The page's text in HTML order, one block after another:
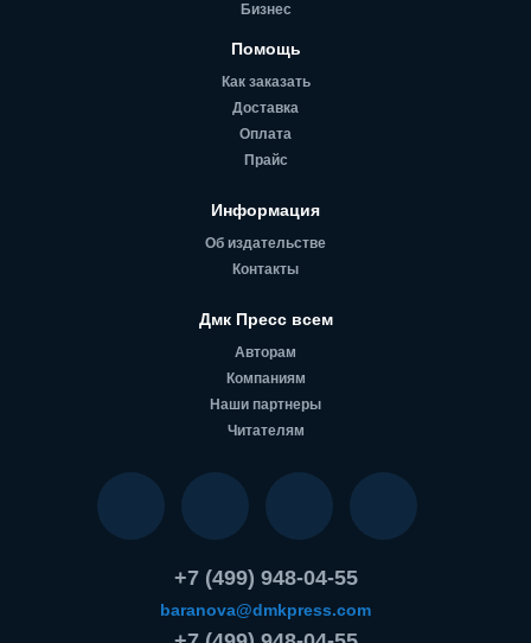
Бизнес
Помощь
Как заказать
Доставка
Оплата
Прайс
Информация
Об издательстве
Контакты
Дмк Пресс всем
Авторам
Компаниям
Наши партнеры
Читателям
+7 (499) 948-04-55
baranova@dmkpress.com